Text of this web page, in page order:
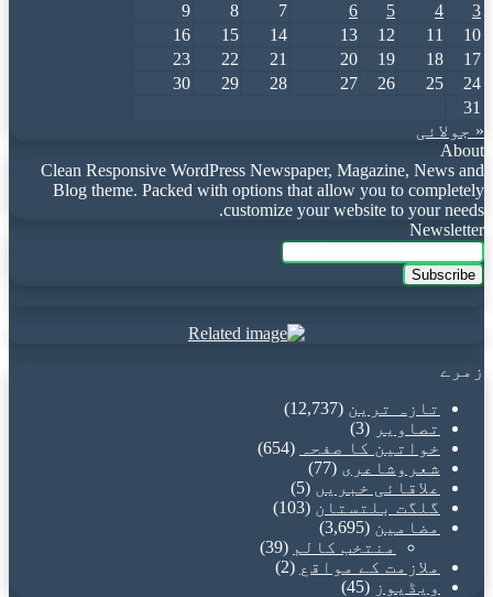
3
4
5
6
7
8
9
10
11
12
13
14
15
16
17
18
19
20
21
22
23
24
25
26
27
28
29
30
31
« جولائی
About
Clean Responsive WordPress Newspaper, Magazine, News and
Blog theme. Packed with options that allow you to completely
customize your website to your needs.
Newsletter
Enter
your
Email
زمرے
تازہ ترین (12,737)
تصاویر (3)
خواتین کا صفحہ
(654)
شعروشاعری (77)
علاقائی خبریں (5)
گلگت بلتستان (103)
مضامین (3,695)
منتخب کالم (39)
ملازمت کے مواقع (2)
ویڈیوز (45)